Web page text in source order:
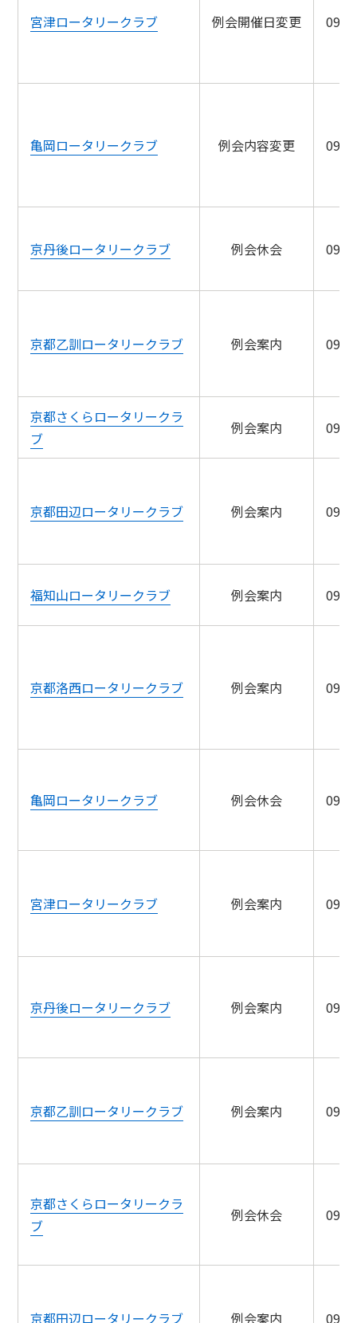
宮津ロータリークラブ 例会開催日変更 09/
亀岡ロータリークラブ 例会内容変更 09/
京丹後ロータリークラブ 例会休会 09/
京都乙訓ロータリークラブ 例会案内 09/
京都さくらロータリークラ
ブ
例会案内 09/
京都田辺ロータリークラブ 例会案内 09/
福知山ロータリークラブ 例会案内 09/
京都洛西ロータリークラブ 例会案内 09/
亀岡ロータリークラブ 例会休会 09/
宮津ロータリークラブ 例会案内 09/
京丹後ロータリークラブ 例会案内 09/
京都乙訓ロータリークラブ 例会案内 09/
京都さくらロータリークラ
ブ
例会休会 09/
京都田辺ロータリークラブ 例会案内 09/